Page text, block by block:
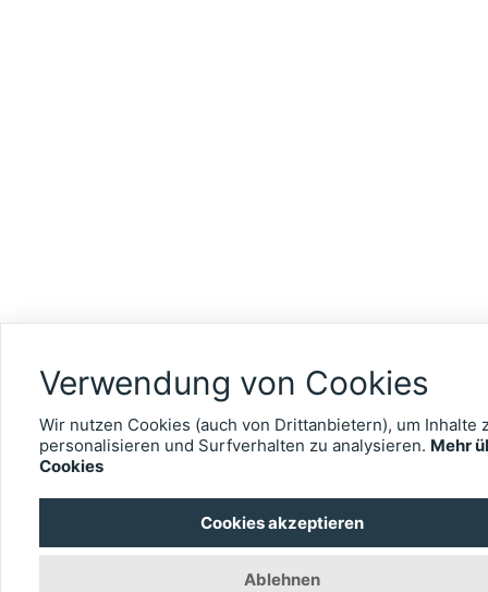
Verwendung von Cookies
Wir nutzen Cookies (auch von Drittanbietern), um Inhalte
personalisieren und Surfverhalten zu analysieren. Mehr
Cookies
Cookies akzeptieren
Ablehnen